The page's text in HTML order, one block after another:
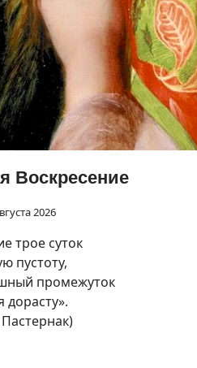
Воскресение
2026
трое суток
пустоту,
промежуток
дорасту».